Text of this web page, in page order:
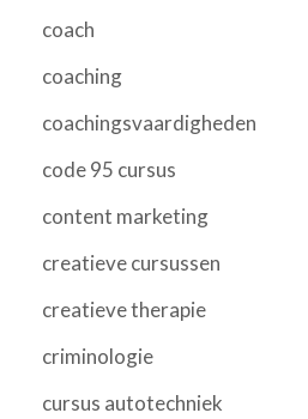
coach
coaching
coachingsvaardigheden
code 95 cursus
content marketing
creatieve cursussen
creatieve therapie
criminologie
cursus autotechniek